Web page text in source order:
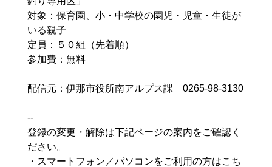
対象：保育園、小・中学校の園児・児童・生徒が
いる親子
定員：５０組（先着順）
参加費：無料
配信元：伊那市役所南アルプス課 0265-98-3130
--
登録の変更・解除は下記ページの案内をご確認く
ださい。
・スマートフォン／パソコンをご利用の方はこち